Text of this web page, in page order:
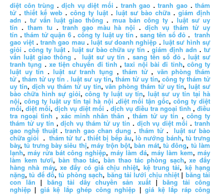
diệt côn trùng .dịch vụ diệt mối . tranh gao .tranh gao .thám
tử . thiết kế web . công ty luật . luật sư bào chữa . giám định
adn .tư vấn luật giao thông . mua bán công ty. luật sư uy
tín . tham tu . tranh gạo màu hà nội .dịch vụ thám tử uy
tín .thám tử quận 6. công ty luật uy tín . sang tên sổ đỏ .tranh
gao việt .tranh gao mau .luật sư doanh nghiệp .luật sư hình sự
giỏi . công ty luật. luật sư bào chữa uy tín .giám định adn .tư
vấn luật giao thông . luật sư uy tín .sang tên sổ đỏ.luật sư
tranh tụng . xe tiện chuyến đi tỉnh ,taxi nội bài đi tỉnh, công ty
luật uy tín .luật sư tranh tụng ,thám tử, văn phòng thám
tử ,thám tử uy tín . luật sư uy tín, thám tử uy tín, công ty thám tử
uy tín, dịch vụ thám tử uy tín,văn phòng thám tử uy tín,luật sư
bào chữa hình sự giỏi,công ty luật uy tín, luật sư uy tín tại hà
nội,công ty luật uy tín tại hà nội .diệt mối tận gốc, công ty diệt
mối,diệt mối,dịch vụ diệt mối . dịch vụ điều tra ngoại tình ,điều
tra ngoại tình , xác minh nhân thân , thám tử uy tín , công ty
thám tử uy tín ,dịch vụ thám tử uy tín . dịch vụ diệt mối .tranh
gao nghệ thuật.tranh gao chan dung . thám tử.luật sư bào
chữa giỏi .thám tử tư.thiết bị bếp âu,lò nướng bánh, tủ trưng
bày,tủ trưng bày siêu thị,máy trộn bột,bàn mát, tủ đông, tủ làm
lạnh, máy rửa bát công nghiệp, máy làm đá, máy làm kem, máy
làm kem tươi,bàn thao tác,bàn thao tác phòng sạch,xe đẩy
hàng nhà máy, xe đẩy có giá chịu nhiệt, kệ trung tải, kệ hạng
nặng,tủ để đồ,tủ phòng sạch, băng tải lưới chịu nhiệt| băng tải
con lăn | băng tải dây chuyền sản xuất | băng tải công
nghiệp | giá kệ lắp ghép công nghiệp |giá kệ lắp ráp công